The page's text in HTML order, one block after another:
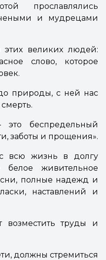
прославлялись
и мудрецами
великих людей:
слово, которое
природы, с ней нас
это беспредельный
заботы и прощения».
всю жизнь в долгу
живительное
полные надежд и
наставлений и
труды и
должны стремиться